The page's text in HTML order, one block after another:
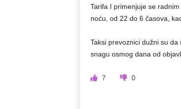
Tarifa I primenjuje se
noću, od 22 do 6 časova,
Taksi prevoznici dužni su
snagu osmog dana od
7 0